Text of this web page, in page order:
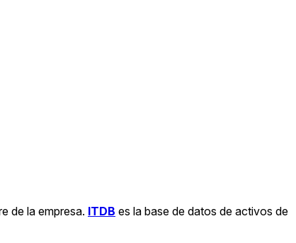
de la empresa. ITDB es la base de datos de activos de